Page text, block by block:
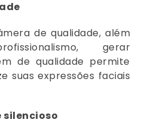
de qualidade, além
gerar
de qualidade permite
suas expressões faciais
silencioso